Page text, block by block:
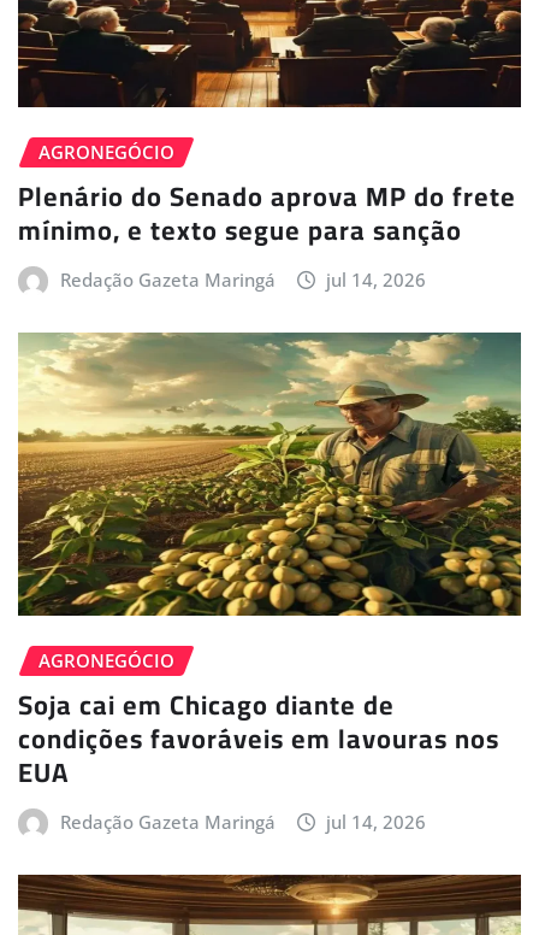
AGRONEGÓCIO
Plenário do Senado aprova MP do frete
mínimo, e texto segue para sanção
Redação Gazeta Maringá jul 14, 2026
AGRONEGÓCIO
Soja cai em Chicago diante de
condições favoráveis em lavouras nos
EUA
Redação Gazeta Maringá jul 14, 2026